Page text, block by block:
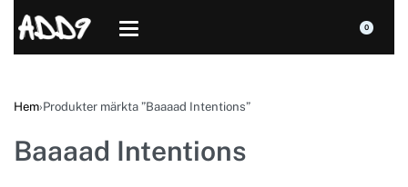
0
Hem›Produkter märkta ”Baaaad Intentions”
Baaaad Intentions